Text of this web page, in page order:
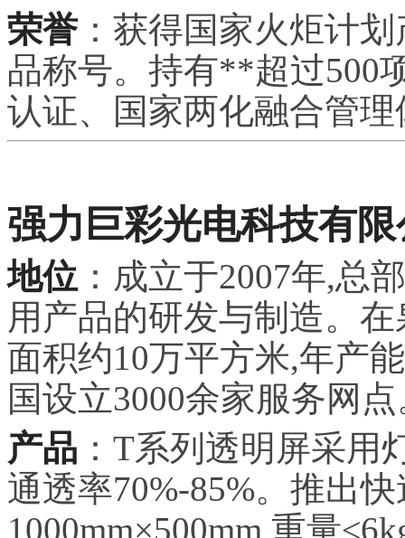
荣誉 ：获得国家火炬计
品称号。持有**超过500
认证、国家两化融合管
强力巨彩光电科技有
地位 ：成立于2007年,总
用产品的研发与制造。
面积约10万平方米,年产
国设立3000余家服务网
产品 ：T系列透明屏采用
通透率70%-85%。推出
1000mm×500mm,重量